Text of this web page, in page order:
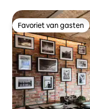
Favoriet van gasten
Favoriet van gasten